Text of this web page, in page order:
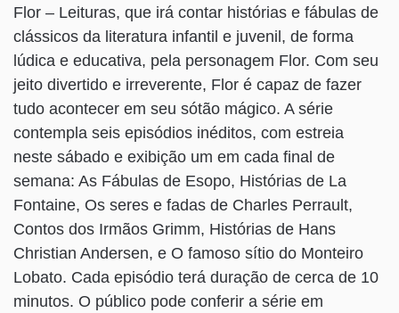
Flor – Leituras, que irá contar histórias e fábulas de
clássicos da literatura infantil e juvenil, de forma
lúdica e educativa, pela personagem Flor. Com seu
jeito divertido e irreverente, Flor é capaz de fazer
tudo acontecer em seu sótão mágico. A série
contempla seis episódios inéditos, com estreia
neste sábado e exibição um em cada final de
semana: As Fábulas de Esopo, Histórias de La
Fontaine, Os seres e fadas de Charles Perrault,
Contos dos Irmãos Grimm, Histórias de Hans
Christian Andersen, e O famoso sítio do Monteiro
Lobato. Cada episódio terá duração de cerca de 10
minutos. O público pode conferir a série em